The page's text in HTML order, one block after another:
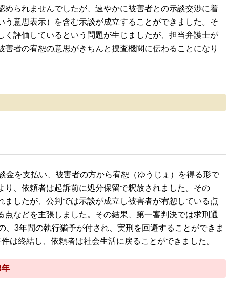
められませんでしたが、速やかに被害者との示談交渉に着
う意思表示）を含む示談が成立することができました。そ
く評価しているという問題が生じましたが、担当弁護士が
害者の宥恕の意思がきちんと捜査機関に伝わることになり
金を支払い、被害者の方から宥恕（ゆうじょ）を得る形で
り、依頼者は起訴前に処分保留で釈放されました。その
ましたが、公判では示談が成立し被害者が宥恕している点
点などを主張しました。その結果、第一審判決では求刑通
、3年間の執行猶予が付され、実刑を回避することができま
は終結し、依頼者は社会生活に戻ることができました。
年